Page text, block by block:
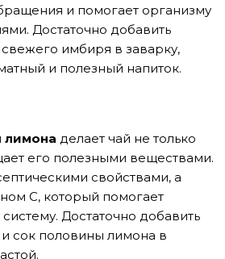
и помогает организму
Достаточно добавить
имбиря в заварку,
и полезный напиток.
лимона делает чай не только
его полезными веществами.
свойствами, а
C, который помогает
Достаточно добавить
сок половины лимона в